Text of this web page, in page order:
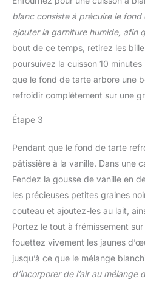
blanc consiste à précuire le fond
ajouter la garniture humide, afin
bout de ce temps, retirez les
poursuivez la cuisson 10
que le fond de tarte arbore une
refroidir complètement sur une
Étape 3
Pendant que le fond de tarte
pâtissière à la vanille. Dans une
Fendez la gousse de vanille en
les précieuses petites graines
couteau et ajoutez-les au lait,
Portez le tout à frémissement
fouettez vivement les jaunes
jusqu’à ce que le mélange
d’incorporer de l’air au